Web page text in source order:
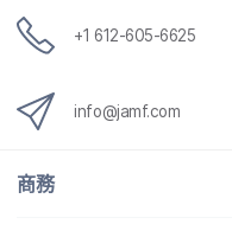
+1 612-605-6625
info@jamf.com
商務